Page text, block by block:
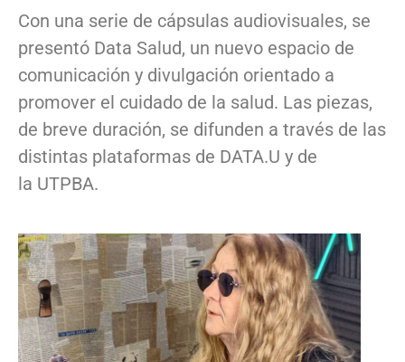
Con una serie de cápsulas audiovisuales, se
presentó Data Salud, un nuevo espacio de
comunicación y divulgación orientado a
promover el cuidado de la salud. Las piezas,
de breve duración, se difunden a través de las
distintas plataformas de DATA.U y de
la UTPBA.